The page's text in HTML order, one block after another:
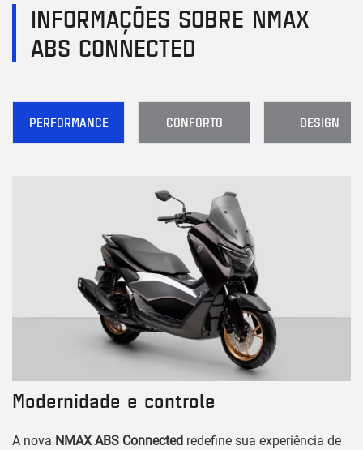
INFORMAÇÕES SOBRE NMAX
ABS CONNECTED
PERFORMANCE CONFORTO DESIGN
Modernidade e controle
A nova NMAX ABS Connected redefine sua experiência de